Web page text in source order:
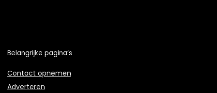
Belangrijke pagina’s
Contact opnemen
Adverteren